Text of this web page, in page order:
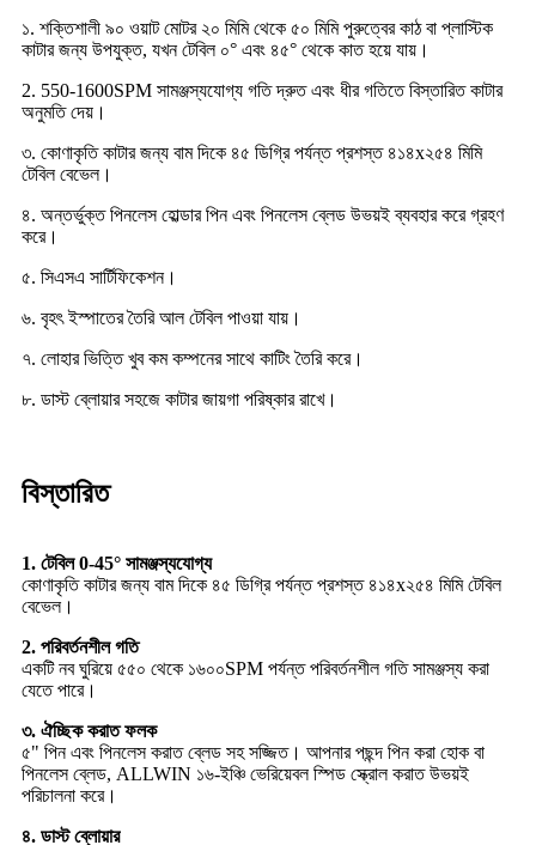
১. শক্তিশালী ৯০ ওয়াট মোটর ২০ মিমি থেকে ৫০ মিমি পুরুত্বের কাঠ বা প্লাস্টিক
কাটার জন্য উপযুক্ত, যখন টেবিল ০° এবং ৪৫° থেকে কাত হয়ে যায়।
2. 550-1600SPM সামঞ্জস্যযোগ্য গতি দ্রুত এবং ধীর গতিতে বিস্তারিত কাটার
অনুমতি দেয়।
৩. কোণাকৃতি কাটার জন্য বাম দিকে ৪৫ ডিগ্রি পর্যন্ত প্রশস্ত ৪১৪x২৫৪ মিমি
টেবিল বেভেল।
৪. অন্তর্ভুক্ত পিনলেস হোল্ডার পিন এবং পিনলেস ব্লেড উভয়ই ব্যবহার করে গ্রহণ
করে।
৫. সিএসএ সার্টিফিকেশন।
৬. বৃহৎ ইস্পাতের তৈরি আল টেবিল পাওয়া যায়।
৭. লোহার ভিত্তি খুব কম কম্পনের সাথে কাটিং তৈরি করে।
৮. ডাস্ট ব্লোয়ার সহজে কাটার জায়গা পরিষ্কার রাখে।
বিস্তারিত
1. টেবিল 0-45° সামঞ্জস্যযোগ্য
কোণাকৃতি কাটার জন্য বাম দিকে ৪৫ ডিগ্রি পর্যন্ত প্রশস্ত ৪১৪x২৫৪ মিমি টেবিল
বেভেল।
2. পরিবর্তনশীল গতি
একটি নব ঘুরিয়ে ৫৫০ থেকে ১৬০০SPM পর্যন্ত পরিবর্তনশীল গতি সামঞ্জস্য করা
যেতে পারে।
৩. ঐচ্ছিক করাত ফলক
৫" পিন এবং পিনলেস করাত ব্লেড সহ সজ্জিত। আপনার পছন্দ পিন করা হোক বা
পিনলেস ব্লেড, ALLWIN ১৬-ইঞ্চি ভেরিয়েবল স্পিড স্ক্রোল করাত উভয়ই
পরিচালনা করে।
৪. ডাস্ট ব্লোয়ার